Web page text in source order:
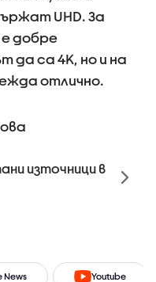
UHD. За
е добре
да са 4K, но и на
отлично.
източници в
News Youtube